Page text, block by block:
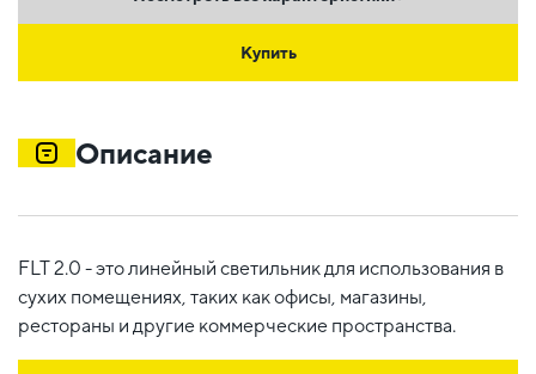
Купить
Описание
FLT 2.0 - это линейный светильник для использования в
сухих помещениях, таких как офисы, магазины,
рестораны и другие коммерческие пространства.